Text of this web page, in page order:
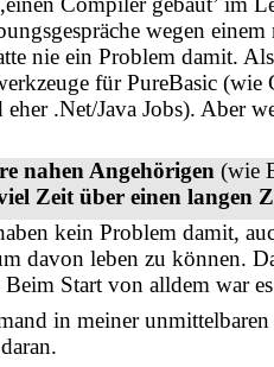
wegen
nie ein Problem damit.
für PureBasic (wie
eher .Net/Java Jobs). Aber
nahen Angehörigen (wie
Zeit über einen langen
kein Problem damit,
davon leben zu können.
Start von alldem war
in meiner